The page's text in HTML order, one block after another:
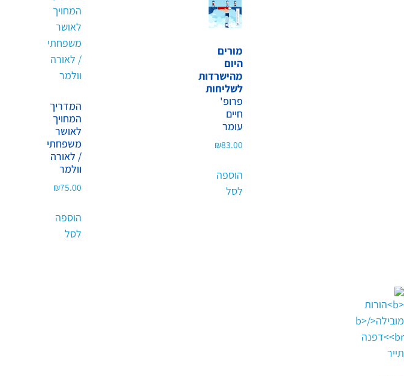
מורים
היום
מהישרדות
לשליחות
פרופ'
חיים
עומר
₪83.00
הוספה
לסל
המדריך
המחויך
לאושר
משפחתי
/ לאורה
וולמר
₪75.00
הוספה
לסל